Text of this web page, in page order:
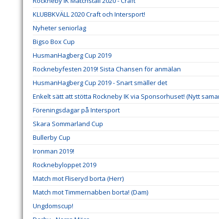
KLUBBKVÄLL 2020 Craft och Intersport!
Nyheter seniorlag
Bigso Box Cup
HusmanHagberg Cup 2019
Rocknebyfesten 2019! Sista Chansen för anmälan
HusmanHagberg Cup 2019 - Snart smäller det
Enkelt sätt att stötta Rockneby IK via Sponsorhuset! (Nytt
Föreningsdagar på Intersport
Skara Sommarland Cup
Bullerby Cup
Ironman 2019!
Rocknebyloppet 2019
Match mot Fliseryd borta (Herr)
Match mot Timmernabben borta! (Dam)
Ungdomscup!